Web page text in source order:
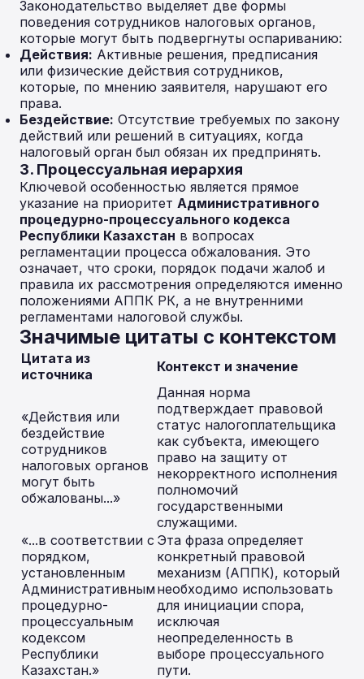
Законодательство выделяет две формы
поведения сотрудников налоговых органов,
которые могут быть подвергнуты оспариванию:
Действия: Активные решения, предписания
или физические действия сотрудников,
которые, по мнению заявителя, нарушают его
права.
Бездействие: Отсутствие требуемых по закону
действий или решений в ситуациях, когда
налоговый орган был обязан их предпринять.
3. Процессуальная иерархия
Ключевой особенностью является прямое
указание на приоритет Административного
процедурно-процессуального кодекса
Республики Казахстан в вопросах
регламентации процесса обжалования. Это
означает, что сроки, порядок подачи жалоб и
правила их рассмотрения определяются именно
положениями АППК РК, а не внутренними
регламентами налоговой службы.
Значимые цитаты с контекстом
Цитата из
источника
Контекст и значение
«Действия или
бездействие
сотрудников
налоговых органов
могут быть
обжалованы...»
Данная норма
подтверждает правовой
статус налогоплательщика
как субъекта, имеющего
право на защиту от
некорректного исполнения
полномочий
государственными
служащими.
«...в соответствии с
порядком,
установленным
Административным
процедурно-
процессуальным
кодексом
Республики
Казахстан.»
Эта фраза определяет
конкретный правовой
механизм (АППК), который
необходимо использовать
для инициации спора,
исключая
неопределенность в
выборе процессуального
пути.